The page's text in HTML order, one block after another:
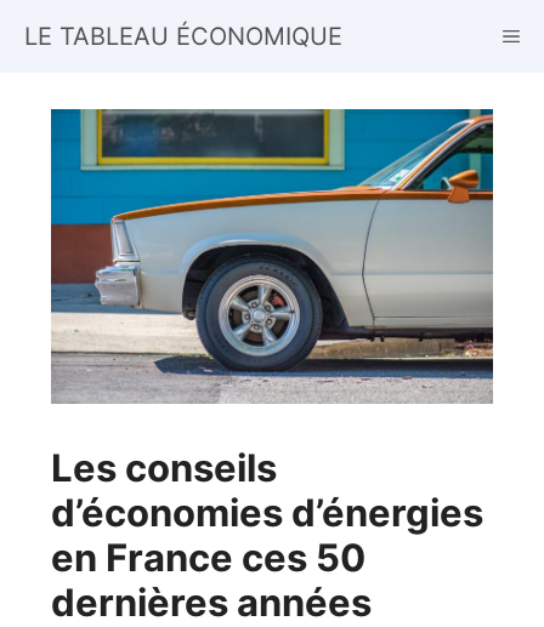
LE TABLEAU ÉCONOMIQUE
Les conseils
d’économies d’énergies
en France ces 50
dernières années